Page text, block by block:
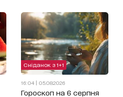
Сніданок з 1+1
16:04 | 05.08.2026
Гороскоп на 6 серпня